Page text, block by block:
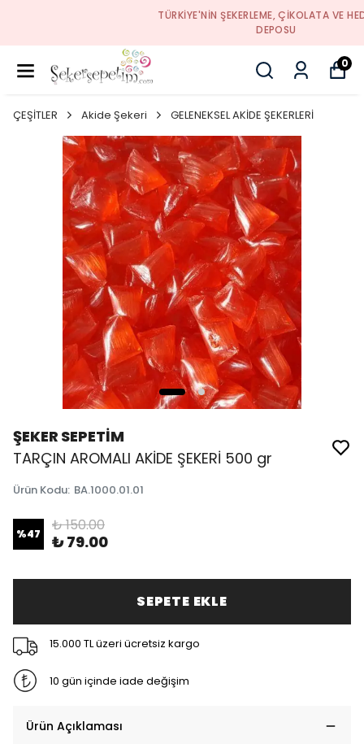
TÜRKIYE'NIN ŞEKERLEME, ÇIKOLATA VE HEDIYELIK
0
ÇEŞİTLER Akide Şekeri GELENEKSEL AKİDE ŞEKERLERİ
ŞEKER SEPETİM
TARÇIN AROMALI AKİDE ŞEKERİ 500 gr
Ürün Kodu: BA.1000.01.01
%47 ₺ 150.00
₺ 79.00
SEPETE EKLE
15.000 TL üzeri ücretsiz kargo
10 gün içinde iade değişim
Ürün Açıklaması